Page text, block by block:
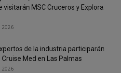
visitarán MSC Cruceros y Explora
de la industria participarán
Med en Las Palmas